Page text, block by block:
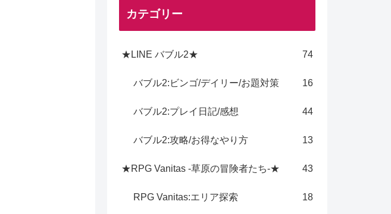
カテゴリー
★LINE バブル2★ 74
バブル2:ビンゴ/デイリー/お題対策 16
バブル2:プレイ日記/感想 44
バブル2:攻略/お得なやり方 13
★RPG Vanitas -草原の冒険者たち-★ 43
RPG Vanitas:エリア探索 18